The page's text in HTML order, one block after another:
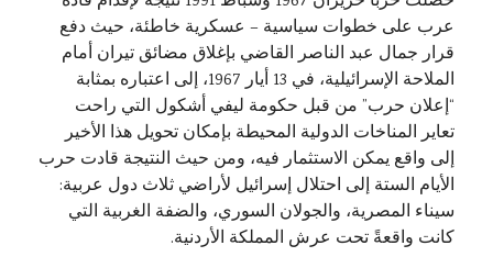
عرب على خطوات سياسية – عسكرية خاطئة، حيث دفع
قرار جمال عبد الناصر القاضي بإغلاق مضائق تيران أمام
الملاحة الإسرائيلية، في 13 أيار 1967، إلى اعتباره بمثابة
“إعلان حرب” من قبل حكومة ليفي أشكول التي راحت
تعاير المناخات الدولية المحيطة بإمكان تحويل هذا الأخير
إلى واقع يمكن الاستثمار فيه، ومن حيث النتيجة قادت حرب
الأيام الستة إلى احتلال إسرائيل لأراضي ثلاث دول عربية:
سيناء المصرية، والجولان السوري، والضفة الغربية التي
كانت واقعةً تحت عرش المملكة الأردنية.